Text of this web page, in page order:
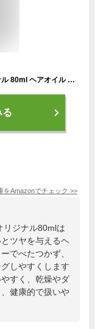
ミジャンセン 公式 パーフェクトセラム オリジナル 80ml ヘアオイル 韓国コスメ ヘアエッセンス ヘアスタイリング剤
る
をAmazonでチェック >>
リジナル80mlは
ツヤを与えるヘ
でべたつかず、
しやすくします
すく、乾燥やダ
健康的で扱いや